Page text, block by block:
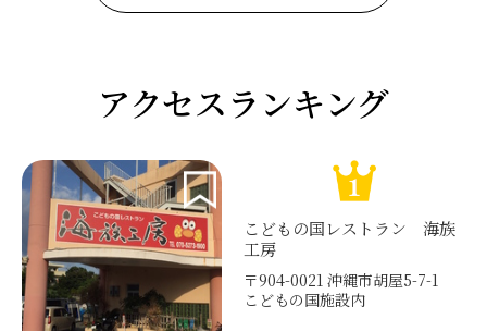
アクセスランキング
こどもの国レストラン 海族
工房
〒904-0021 沖縄市胡屋5-7-1
こどもの国施設内